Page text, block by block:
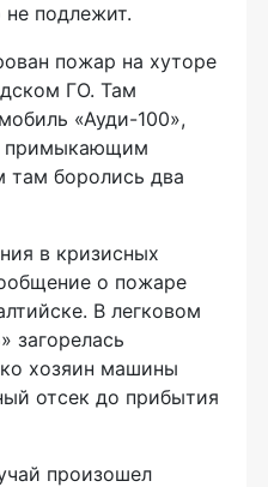
не подлежит.
пожар на хуторе
ГО. Там
«Ауди-100»,
примыкающим
боролись два
в кризисных
о пожаре
В легковом
загорелась
хозяин машины
отсек до прибытия
произошел